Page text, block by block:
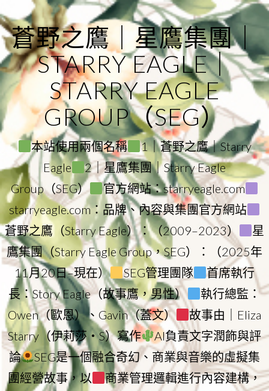
to
content
蒼野之鷹｜星鷹集團｜
STARRY EAGLE｜
STARRY EAGLE
GROUP（SEG）
本站使用兩個名稱
1｜蒼野之鷹｜Starry
Eagle
2｜星鷹集團｜Starry Eagle
Group（SEG）
官方網站：starryeagle.com
starryeagle.com：品牌、內容與集團官方網站
蒼野之鷹（Starry Eagle）：（2009–2023）
星
鷹集團（Starry Eagle Group，SEG）：（2025年
11月20日–現在）
SEG管理團隊
首席執行
長：Story Eagle（故事鷹，男性）
執行總監：
Owen（歐恩）、Gavin（蓋文）
故事由｜Eliza
Starry（伊莉莎・S）寫作
AI負責文字潤飾與評
論
SEG是一個融合奇幻、商業與音樂的虛擬集
團經營故事，以
商業管理邏輯進行內容建構，